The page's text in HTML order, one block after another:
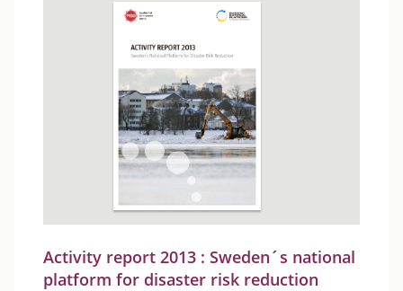
Activity report 2013 : Sweden´s national
platform for disaster risk reduction